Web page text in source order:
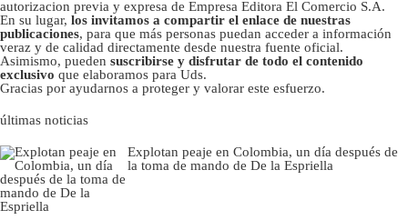
autorizacion previa y expresa de Empresa Editora El Comercio S.A.
En su lugar, los invitamos a compartir el enlace de nuestras
publicaciones, para que más personas puedan acceder a información
veraz y de calidad directamente desde nuestra fuente oficial.
Asimismo, pueden suscribirse y disfrutar de todo el contenido
exclusivo que elaboramos para Uds.
Gracias por ayudarnos a proteger y valorar este esfuerzo.
últimas noticias
Explotan peaje en Colombia, un día después de
la toma de mando de De la Espriella